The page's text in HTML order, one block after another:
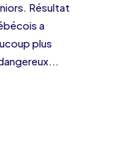
Résultat
a
plus